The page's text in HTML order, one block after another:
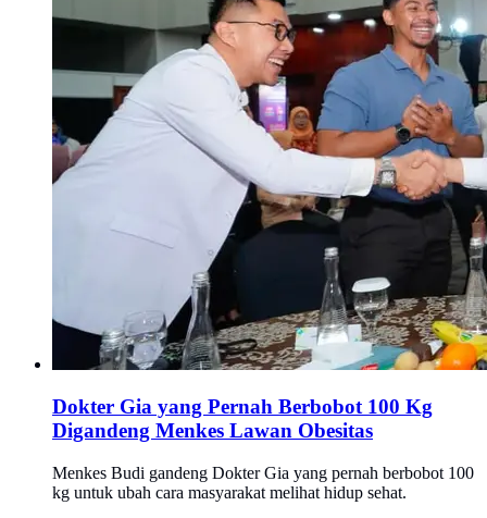
Dokter Gia yang Pernah Berbobot 100 Kg
Digandeng Menkes Lawan Obesitas
Menkes Budi gandeng Dokter Gia yang pernah berbobot 100
kg untuk ubah cara masyarakat melihat hidup sehat.